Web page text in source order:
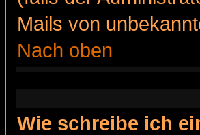
Mails von
Nach oben
Wie schreibe ich